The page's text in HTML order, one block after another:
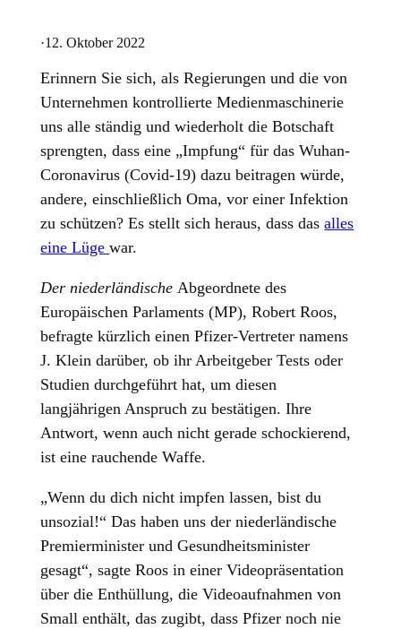
·12. Oktober 2022
Erinnern Sie sich, als Regierungen und die von
Unternehmen kontrollierte Medienmaschinerie
uns alle ständig und wiederholt die Botschaft
sprengten, dass eine „Impfung“ für das Wuhan-
Coronavirus (Covid-19) dazu beitragen würde,
andere, einschließlich Oma, vor einer Infektion
zu schützen? Es stellt sich heraus, dass dasalles
eine Lügewar.
Der niederländischeAbgeordnete des
Europäischen Parlaments (MP), Robert Roos,
befragte kürzlich einen Pfizer-Vertreter namens
J. Klein darüber, ob ihr Arbeitgeber Tests oder
Studien durchgeführt hat, um diesen
langjährigen Anspruch zu bestätigen. Ihre
Antwort, wenn auch nicht gerade schockierend,
ist eine rauchende Waffe.
„Wenn du dich nicht impfen lassen, bist du
unsozial!“ Das haben uns der niederländische
Premierminister und Gesundheitsminister
gesagt“, sagte Roos in einer Videopräsentation
über die Enthüllung, die Videoaufnahmen von
Small enthält, das zugibt, dass Pfizer noch nie